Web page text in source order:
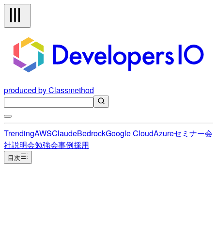
produced by Classmethod
TrendingAWSClaudeBedrockGoogle CloudAzureセミナー会
社説明会勉強会事例採用
目次